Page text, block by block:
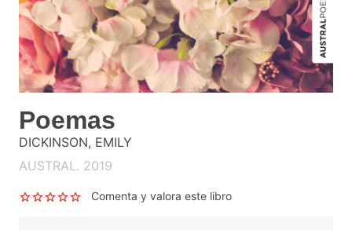
Poemas
DICKINSON, EMILY
AUSTRAL. 2019
Comenta y valora este libro